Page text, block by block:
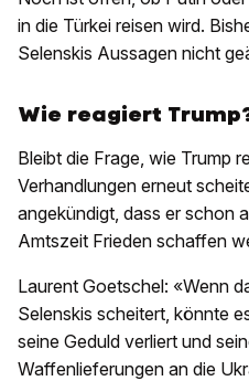
in die Türkei reisen wird.
Selenskis Aussagen nicht
Wie reagiert
Bleibt die Frage, wie Trump
Verhandlungen erneut
angekündigt, dass er schon
Amtszeit Frieden schaffen
Laurent Goetschel: «Wenn
Selenskis scheitert, könnte
seine Geduld verliert und
Waffenlieferungen an die